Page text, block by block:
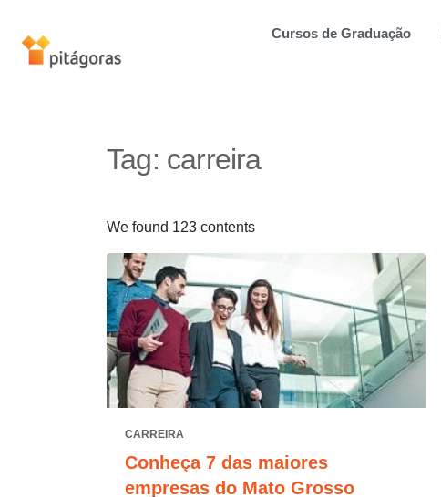
Cursos de Graduação
Tag: carreira
We found 123 contents
CARREIRA
Conheça 7 das maiores
empresas do Mato Grosso